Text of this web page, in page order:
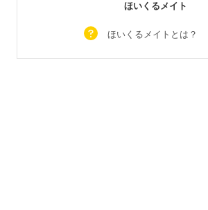
ほいくるメイト
ほいくるメイトとは？